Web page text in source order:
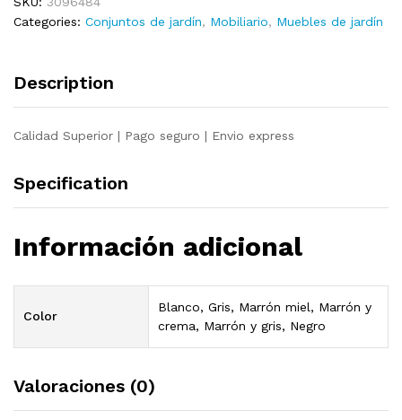
cojines
madera
pino
Categories: Conjuntos de jardín, Mobiliario, Muebles de jardín
Description
Calidad Superior | Pago seguro | Envio express
Specification
Información adicional
Color
Blanco, Gris, Marrón miel, Marrón y
crema, Marrón y gris, Negro
Valoraciones (0)